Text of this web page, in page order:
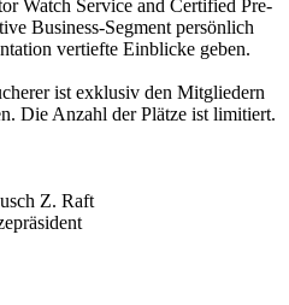
Watch Service and Certified Pre-
Business-Segment persönlich
vertiefte Einblicke geben.
ist exklusiv den Mitgliedern
Die Anzahl der Plätze ist limitiert.
Z. Raft